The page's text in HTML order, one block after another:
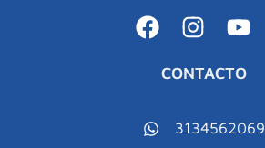
CONTACTO
3134562069